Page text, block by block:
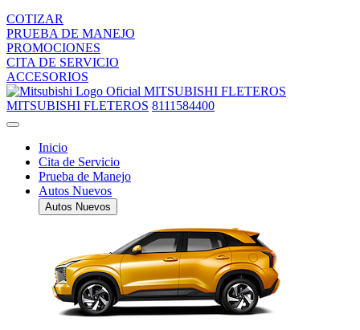
COTIZAR
PRUEBA DE MANEJO
PROMOCIONES
CITA DE SERVICIO
ACCESORIOS
MITSUBISHI FLETEROS
MITSUBISHI FLETEROS 8111584400
Inicio
Cita de Servicio
Prueba de Manejo
Autos Nuevos
Autos Nuevos